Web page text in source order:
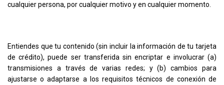
cualquier persona, por cualquier motivo y en cualquier momento.
Entiendes que tu contenido (sin incluir la información de tu tarjeta
de crédito), puede ser transferida sin encriptar e involucrar (a)
transmisiones a través de varias redes; y (b) cambios para
ajustarse o adaptarse a los requisitos técnicos de conexión de